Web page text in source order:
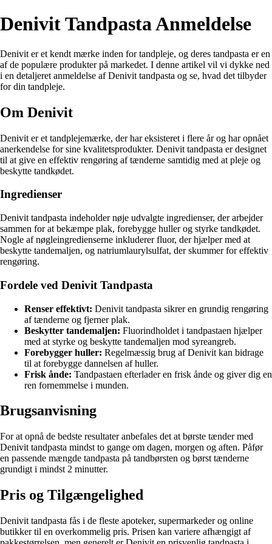
Denivit Tandpasta Anmeldelse
Denivit er et kendt mærke inden for tandpleje, og deres tandpasta er en
af de populære produkter på markedet. I denne artikel vil vi dykke ned
i en detaljeret anmeldelse af Denivit tandpasta og se, hvad det tilbyder
for din tandpleje.
Om Denivit
Denivit er et tandplejemærke, der har eksisteret i flere år og har opnået
anerkendelse for sine kvalitetsprodukter. Denivit tandpasta er designet
til at give en effektiv rengøring af tænderne samtidig med at pleje og
beskytte tandkødet.
Ingredienser
Denivit tandpasta indeholder nøje udvalgte ingredienser, der arbejder
sammen for at bekæmpe plak, forebygge huller og styrke tandkødet.
Nogle af nøgleingredienserne inkluderer fluor, der hjælper med at
beskytte tandemaljen, og natriumlaurylsulfat, der skummer for effektiv
rengøring.
Fordele ved Denivit Tandpasta
Renser effektivt: Denivit tandpasta sikrer en grundig rengøring
af tænderne og fjerner plak.
Beskytter tandemaljen: Fluorindholdet i tandpastaen hjælper
med at styrke og beskytte tandemaljen mod syreangreb.
Forebygger huller: Regelmæssig brug af Denivit kan bidrage
til at forebygge dannelsen af huller.
Frisk ånde: Tandpastaen efterlader en frisk ånde og giver dig en
ren fornemmelse i munden.
Brugsanvisning
For at opnå de bedste resultater anbefales det at børste tænder med
Denivit tandpasta mindst to gange om dagen, morgen og aften. Påfør
en passende mængde tandpasta på tandbørsten og børst tænderne
grundigt i mindst 2 minutter.
Pris og Tilgængelighed
Denivit tandpasta fås i de fleste apoteker, supermarkeder og online
butikker til en overkommelig pris. Prisen kan variere afhængigt af